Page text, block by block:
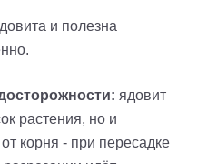
и полезна
ядовит
растения, но и
корня - при пересадке